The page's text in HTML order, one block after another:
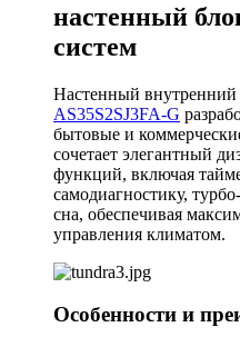
настенный
систем
Настенный внутренний
AS35S2SJ3FA-G
бытовые и
сочетает элегантный
функций, включая
самодиагностику,
сна, обеспечивая
управления климатом.
Особенности и